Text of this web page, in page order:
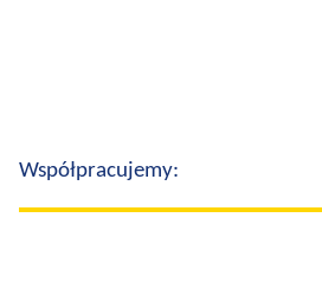
Współpracujemy: